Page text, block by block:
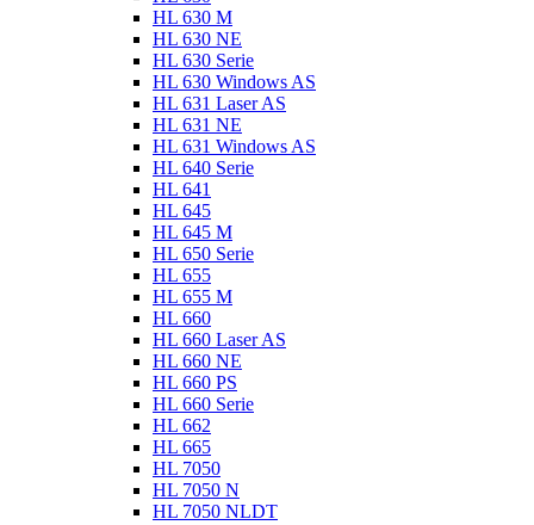
HL 630 M
HL 630 NE
HL 630 Serie
HL 630 Windows AS
HL 631 Laser AS
HL 631 NE
HL 631 Windows AS
HL 640 Serie
HL 641
HL 645
HL 645 M
HL 650 Serie
HL 655
HL 655 M
HL 660
HL 660 Laser AS
HL 660 NE
HL 660 PS
HL 660 Serie
HL 662
HL 665
HL 7050
HL 7050 N
HL 7050 NLDT